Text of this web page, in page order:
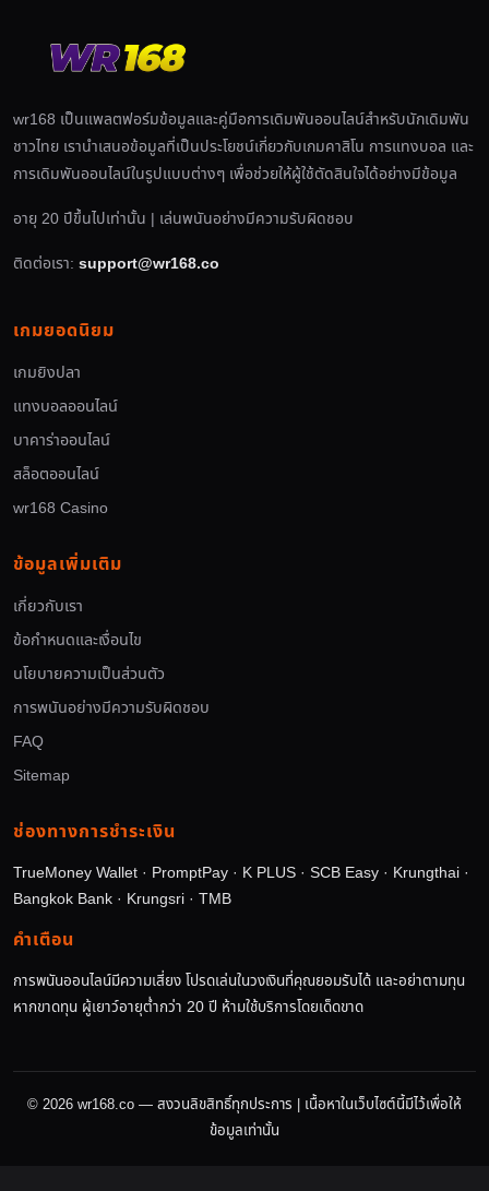
wr168 เป็นแพลตฟอร์มข้อมูลและคู่มือการเดิมพันออนไลน์สำหรับนักเดิมพัน
ชาวไทย เรานำเสนอข้อมูลที่เป็นประโยชน์เกี่ยวกับเกมคาสิโน การแทงบอล และ
การเดิมพันออนไลน์ในรูปแบบต่างๆ เพื่อช่วยให้ผู้ใช้ตัดสินใจได้อย่างมีข้อมูล
อายุ 20 ปีขึ้นไปเท่านั้น | เล่นพนันอย่างมีความรับผิดชอบ
ติดต่อเรา: support@wr168.co
เกมยอดนิยม
เกมยิงปลา
แทงบอลออนไลน์
บาคาร่าออนไลน์
สล็อตออนไลน์
wr168 Casino
ข้อมูลเพิ่มเติม
เกี่ยวกับเรา
ข้อกำหนดและเงื่อนไข
นโยบายความเป็นส่วนตัว
การพนันอย่างมีความรับผิดชอบ
FAQ
Sitemap
ช่องทางการชำระเงิน
TrueMoney Wallet · PromptPay · K PLUS · SCB Easy · Krungthai ·
Bangkok Bank · Krungsri · TMB
คำเตือน
การพนันออนไลน์มีความเสี่ยง โปรดเล่นในวงเงินที่คุณยอมรับได้ และอย่าตามทุน
หากขาดทุน ผู้เยาว์อายุต่ำกว่า 20 ปี ห้ามใช้บริการโดยเด็ดขาด
© 2026 wr168.co — สงวนลิขสิทธิ์ทุกประการ | เนื้อหาในเว็บไซต์นี้มีไว้เพื่อให้
ข้อมูลเท่านั้น